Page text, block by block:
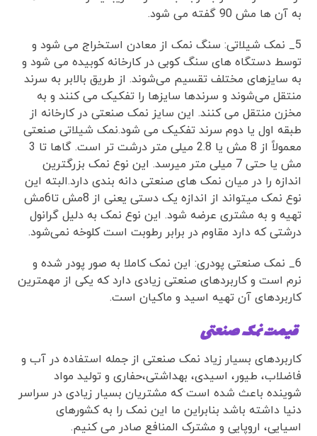
به آن ها مش 90 گفته می شود.
5_ نمک شیلاتی: سنگ نمک از معادن استخراج می شود و
توسط دستگاه های سنگ کوبی در کارخانه کوبیده می شود و
به سایزهای مختلف تقسیم می‌شوند. از طریق بالابر به سرند
منتقل می‌شوند و سرندها سایزها را تفکیک می کنند و به
مخزن منتقل می کنند. این سایز نمک صنعتی در کارخانه از
طبقه اول یا دوم سرند تفکیک می شود.نمک شیلاتی صنعتی
معمولاً از 8 مش یا 2.8 میلی متر درشت تر است. گاها تا 3
مش یا حتی 7 میلی متر میرسد. این نوع نمک بزرگترین
اندازه را در میان نمک های صنعتی دانه بندی دارد.البته این
نوع نمک میتواند از اندازه یک دستی یعنی از 8مش تا6مش
تهیه و به مشتری عرضه شود. این نوع نمک به دلیل گرانول
درشتی که دارد مقاوم در برابر رطوبت است کلوخه نمی‌شود.
6_ نمک صنعتی پودری: این نمک کاملا به صور پودر شده و
نرم است و کاربردهای صنعتی زیادی دارد که یکی از مهمترین
کاربردهای آن تهیه اسید و ماکیان است.
قیمت نمک صنعتی
کاربردهای بسیار زیاد نمک صنعتی از جمله استفاده در آب و
فاضلاب، طیور، اسیدی، بهداشتی،حفاری و تولید مواد
شوینده باعث شده است که مشتریان بسیار زیادی در سراسر
دنیا داشته باشد بنابراین ما این نمک را به کشورهای
اسیایی، اروپایی و مشترک المنافع صادر می کنیم.